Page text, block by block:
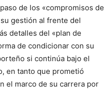
de los «compromisos de
gestión al frente del
detalles del «plan de
de condicionar con su
si continúa bajo el
en tanto que prometió
el marco de su carrera por